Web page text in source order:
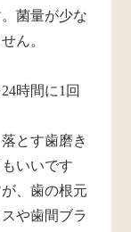
菌量が少な
ん。
時間に1回
とす歯磨き
いいです
、歯の根元
や歯間ブラ